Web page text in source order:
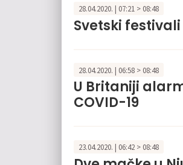
28.04.2020. | 07:21 > 08:48
Svetski
28.04.2020. | 06:58 > 08:48
U Britaniji
COVID-19
23.04.2020. | 06:42 > 08:48